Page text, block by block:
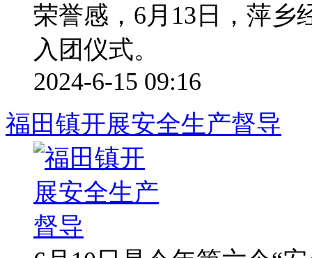
荣誉感，6月13日，萍乡
入团仪式。
2024-6-15 09:16
福田镇开展安全生产督导